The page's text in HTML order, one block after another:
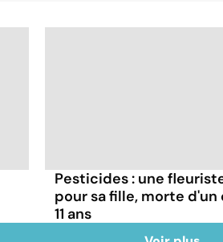
Pesticides : une
pour sa fille, morte d'un
11 ans